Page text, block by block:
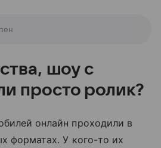
шоу с
просто ролик?
онлайн проходили в
форматах. У кого-то их